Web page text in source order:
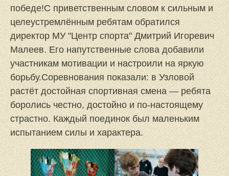
победе!С приветственным словом к сильным и
целеустремлённым ребятам обратился
директор МУ "Центр спорта" Дмитрий Игоревич
Малеев. Его напутственные слова добавили
участникам мотивации и настроили на яркую
борьбу.Соревнования показали: в Узловой
растёт достойная спортивная смена — ребята
боролись честно, достойно и по-настоящему
страстно. Каждый поединок был маленьким
испытанием силы и характера.